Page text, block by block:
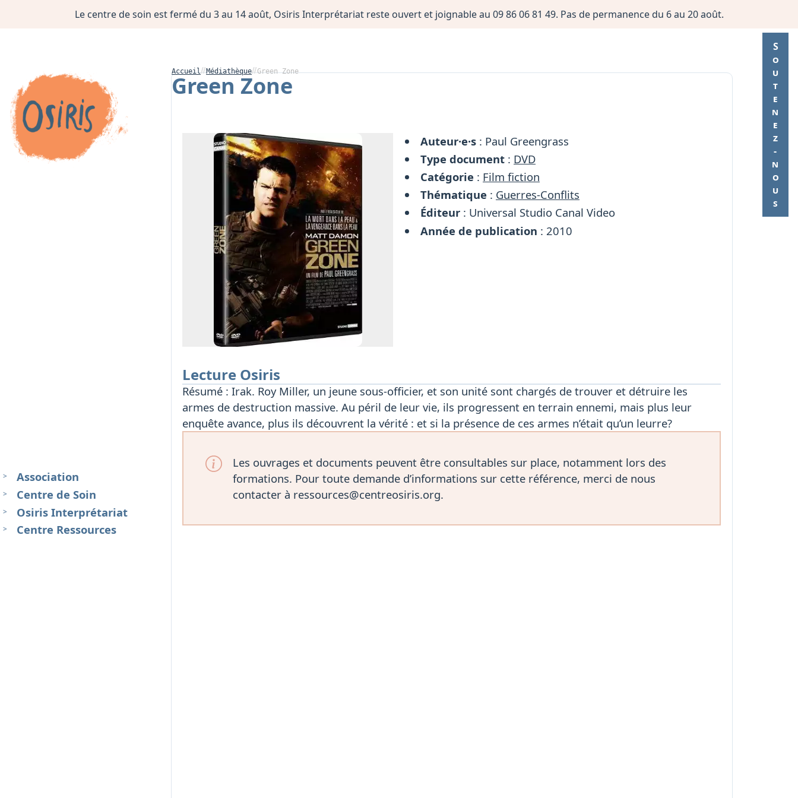
Le centre de soin est fermé du 3 au 14 août, Osiris Interprétariat reste ouvert et joignable au 09 86 06 81 49. Pas de permanence du 6 au 20 août.
Soutenez-nous
Association
Centre de Soin
Osiris Interprétariat
Centre Ressources
Accueil Médiathèque Green Zone
Green Zone
Auteur·e·s : Paul Greengrass
Type document : DVD
Catégorie : Film fiction
Thématique : Guerres-Conflits
Éditeur : Universal Studio Canal Video
Année de publication : 2010
Lecture Osiris
Résumé : Irak. Roy Miller, un jeune sous-officier, et son unité sont chargés de trouver et détruire les
armes de destruction massive. Au péril de leur vie, ils progressent en terrain ennemi, mais plus leur
enquête avance, plus ils découvrent la vérité : et si la présence de ces armes n’était qu’un leurre?
Les ouvrages et documents peuvent être consultables sur place, notamment lors des
formations. Pour toute demande d’informations sur cette référence, merci de nous
contacter à ressources@centreosiris.org.